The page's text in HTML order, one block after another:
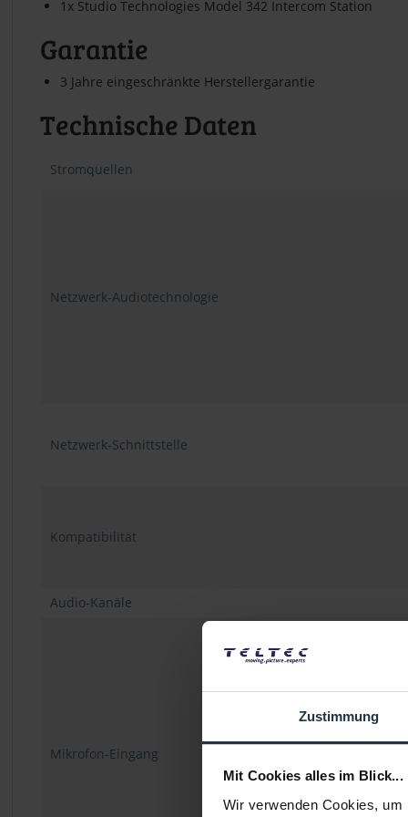
Zustimmung
Mit Cookies alles im
Wir verwenden Cookies,
1x Studio Technologies Model 342 Intercom Station
Garantie
3 Jahre eingeschränkte Herstellergarantie
Technische Daten
Stromquellen
Netzwerk-Audiotechnologie
Netzwerk-Schnittstelle
Kompatibilität
Audio-Kanäle
Mikrofon-Eingang